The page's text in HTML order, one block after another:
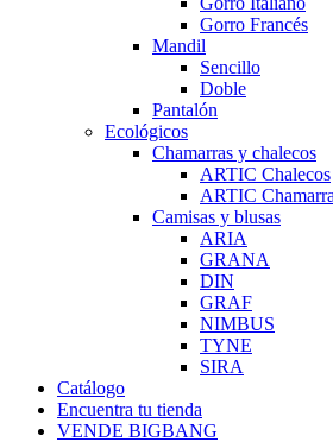
Gorro Francés
Mandil
Sencillo
Doble
Pantalón
Ecológicos
Chamarras y chalecos
ARTIC Chalecos
ARTIC Chamarra
Camisas y blusas
ARIA
GRANA
DIN
GRAF
NIMBUS
TYNE
SIRA
Catálogo
Encuentra tu tienda
VENDE BIGBANG